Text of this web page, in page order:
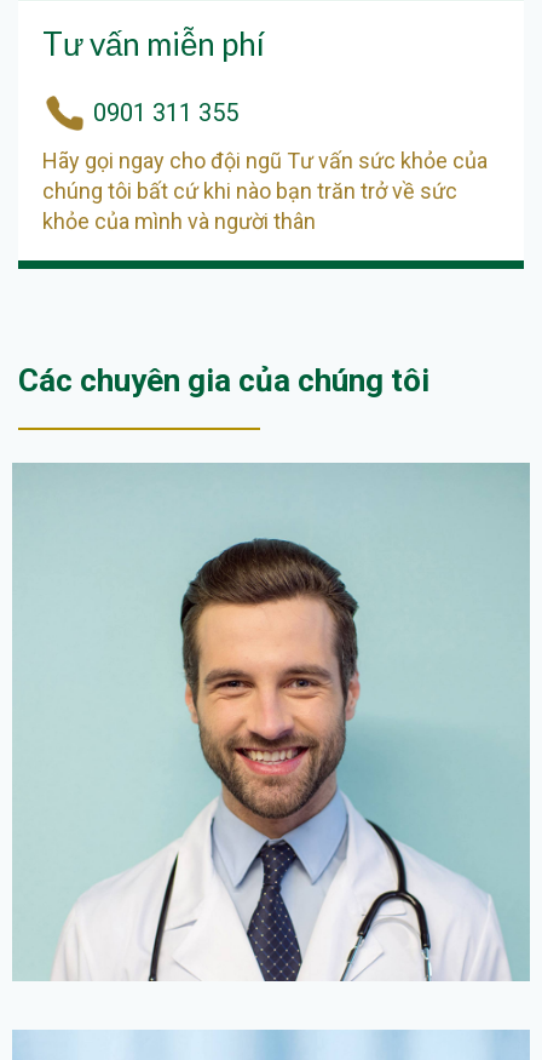
Tư vấn miễn phí
0901 311 355
Hãy gọi ngay cho đội ngũ Tư vấn sức khỏe của
chúng tôi bất cứ khi nào bạn trăn trở về sức
khỏe của mình và người thân
Các chuyên gia của chúng tôi